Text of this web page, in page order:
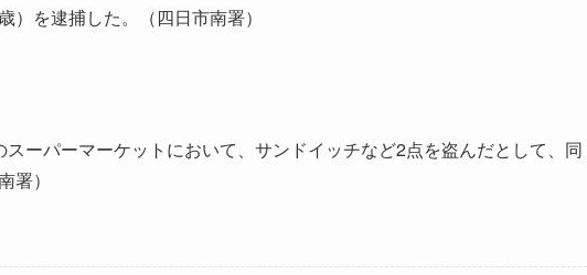
を逮捕した。（四日市南署）
ーパーマーケットにおいて、サンドイッチなど2点を盗んだとして、同
署）